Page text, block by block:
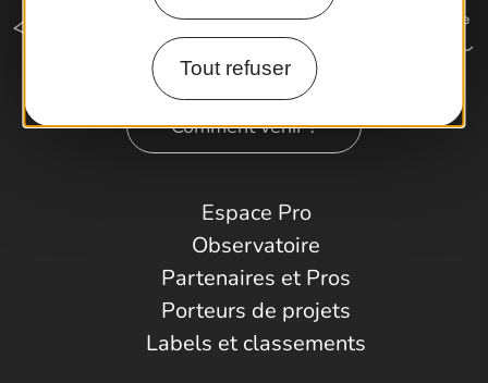
Tout refuser
Comment venir ?
Espace Pro
Observatoire
Partenaires et Pros
Porteurs de projets
Labels et classements